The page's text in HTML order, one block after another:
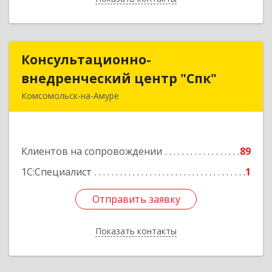
Консультационно-
внедренческий центр "Спк"
Комсомольск-на-Амуре
Клиентов на сопровождении
89
1С:Специалист
1
Отправить заявку
Показать контакты
Консультационно-
внедренческий центр "Спк"
Подробнее
Отправить заявку
Назад